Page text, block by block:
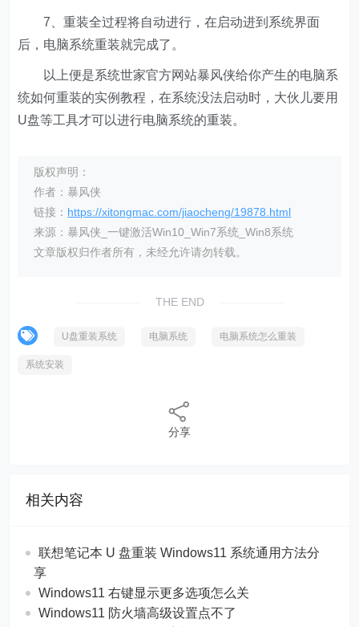
7、重装全过程将自动进行，在启动进到系统界面
后，电脑系统重装就完成了。
以上便是系统世家官方网站暴风侠给你产生的电脑系
统如何重装的实例教程，在系统没法启动时，大伙儿要用
U盘等工具才可以进行电脑系统的重装。
版权声明：
作者：暴风侠
链接： https://xitongmac.com/jiaocheng/19878.html
来源：暴风侠_一键激活Win10_Win7系统_Win8系统
文章版权归作者所有，未经允许请勿转载。
THE END
U盘重装系统 电脑系统 电脑系统怎么重装
系统安装
分享
相关内容
联想笔记本 U 盘重装 Windows11 系统通用方法分
享
Windows11 右键显示更多选项怎么关
Windows11 防火墙高级设置点不了